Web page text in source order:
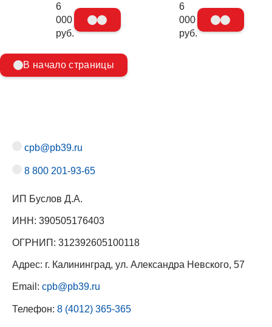
6
000
руб.
6
000
руб.
В начало страницы
cpb@pb39.ru
8 800 201-93-65
ИП Буслов Д.А.
ИНН: 390505176403
ОГРНИП: 312392605100118
Адрес: г. Калининград, ул. Александра Невского, 57
Email: cpb@pb39.ru
Телефон: 8 (4012) 365-365